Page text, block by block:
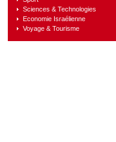
Sciences & Technologies
Economie Israélienne
Voyage & Tourisme